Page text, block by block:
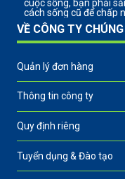
cuộc sống, bạn phải
cách sống cũ để chấp
VỀ CÔNG TY
Quản lý đơn hàng
Thông tin công ty
Quy định riêng
Tuyển dụng & Đào tạo